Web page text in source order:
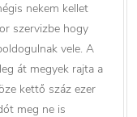
nekem kellet
szervizbe hogy
vele. A
át megyek rajta a
kettő száz ezer
meg ne is